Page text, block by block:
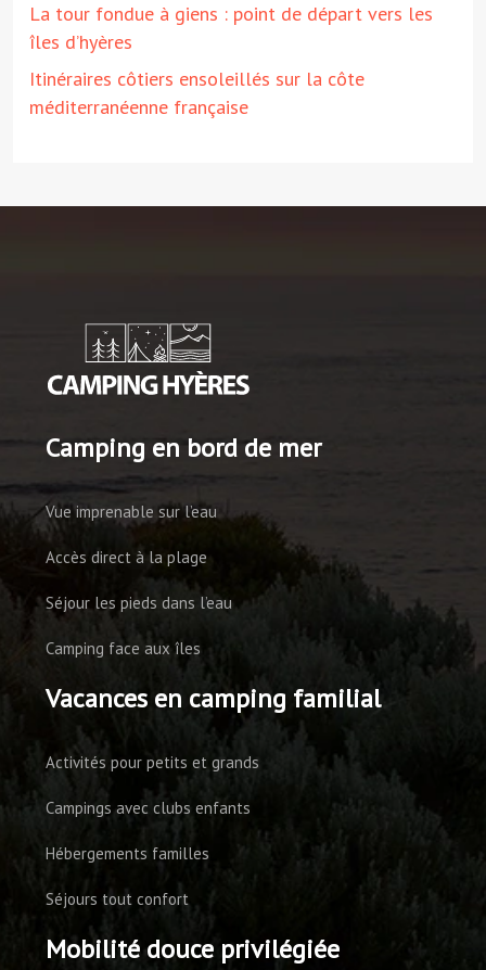
La tour fondue à giens : point de départ vers les
îles d’hyères
Itinéraires côtiers ensoleillés sur la côte
méditerranéenne française
Camping en bord de mer
Vue imprenable sur l’eau
Accès direct à la plage
Séjour les pieds dans l’eau
Camping face aux îles
Vacances en camping familial
Activités pour petits et grands
Campings avec clubs enfants
Hébergements familles
Séjours tout confort
Mobilité douce privilégiée